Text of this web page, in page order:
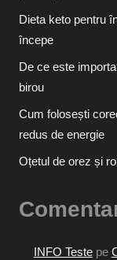
Dieta keto pentru
începe
De ce este
birou
Cum folosești
redus de energie
Oțetul de orez și
INFO Testepe